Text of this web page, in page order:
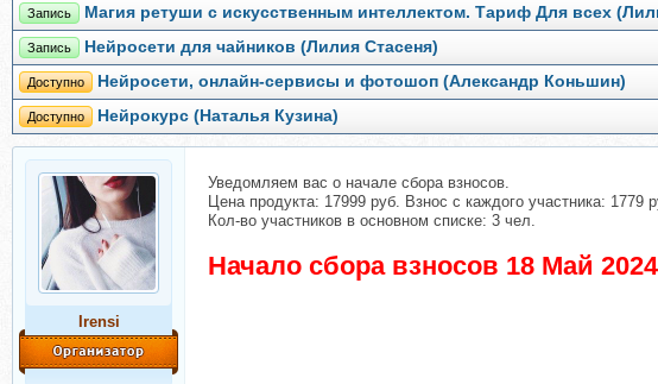
Запись Магия ретуши с искусственным интеллектом. Тариф Для всех
Запись Нейросети для чайников (Лилия Стасеня)
Доступно Нейросети, онлайн-сервисы и фотошоп (Александр Коньшин)
Доступно Нейрокурс (Наталья Кузина)
Irensi
Уведомляем вас о начале сбора взносов.
Цена продукта: 17999 руб. Взнос с каждого участника: 1779
Кол-во участников в основном списке: 3 чел.
Начало сбора взносов 18 Май